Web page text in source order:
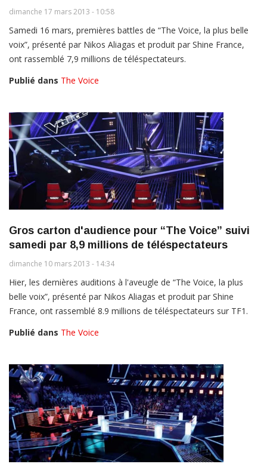
dimanche 17 mars 2013 - 10:58
Samedi 16 mars, premières battles de “The Voice, la plus belle
voix”, présenté par Nikos Aliagas et produit par Shine France,
ont rassemblé 7,9 millions de téléspectateurs.
Publié dans The Voice
Gros carton d'audience pour “The Voice” suivi
samedi par 8,9 millions de téléspectateurs
dimanche 10 mars 2013 - 14:34
Hier, les dernières auditions à l'aveugle de “The Voice, la plus
belle voix”, présenté par Nikos Aliagas et produit par Shine
France, ont rassemblé 8.9 millions de téléspectateurs sur TF1.
Publié dans The Voice